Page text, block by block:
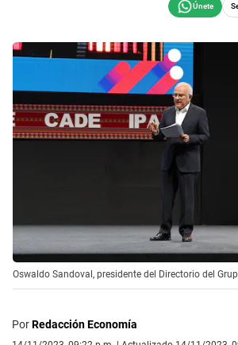
Oswaldo Sandoval, presidente del Directorio del
PorRedacción Economía